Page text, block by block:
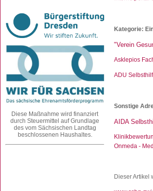
Diese Maßnahme wird finanziert
durch Steuermittel auf Grundlage
des vom Sächsischen Landtag
beschlossenen Haushaltes.
Kategorie:
"Verein
Asklepios
ADU
Sonstige
AIDA
Onmeda -
Dieser Artikel